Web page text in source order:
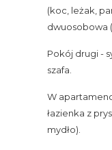
(koc, leżak,
dwuosobowa
Pokój drugi -
szafa.
W
łazienka z
mydło).